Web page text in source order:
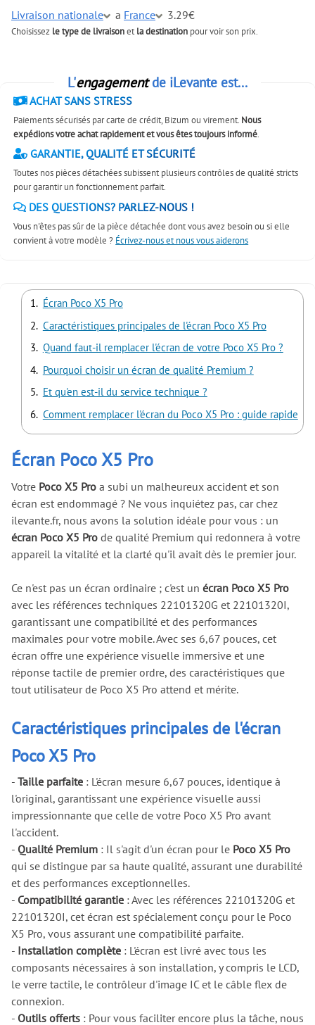
Livraison nationale
a France 3.29€
Choisissez le type de livraisonetla destination pour voir son prix.
L'engagementde iLevante est...
ACHAT SANS STRESS
Paiements sécurisés par carte de crédit, Bizum ou virement. Nous
expédions votre achat rapidement et vous êtes toujours informé.
GARANTIE, QUALITÉ ET SÉCURITÉ
Toutes nos pièces détachées subissent plusieurs contrôles de qualité stricts
pour garantir un fonctionnement parfait.
DES QUESTIONS? PARLEZ-NOUS !
Vous n'êtes pas sûr de la pièce détachée dont vous avez besoin ou si elle
convient à votre modèle ? Écrivez-nous et nous vous aiderons
Écran Poco X5 Pro
Caractéristiques principales de l'écran Poco X5 Pro
Quand faut-il remplacer l'écran de votre Poco X5 Pro ?
Pourquoi choisir un écran de qualité Premium ?
Et qu'en est-il du service technique ?
Comment remplacer l'écran du Poco X5 Pro : guide rapide
Écran Poco X5 Pro
Votre Poco X5 Pro a subi un malheureux accident et son
écran est endommagé ? Ne vous inquiétez pas, car chez
ilevante.fr, nous avons la solution idéale pour vous : un
écran Poco X5 Pro de qualité Premium qui redonnera à votre
appareil la vitalité et la clarté qu'il avait dès le premier jour.
Ce n'est pas un écran ordinaire ; c'est un écran Poco X5 Pro
avec les références techniques 22101320G et 22101320I,
garantissant une compatibilité et des performances
maximales pour votre mobile. Avec ses 6,67 pouces, cet
écran offre une expérience visuelle immersive et une
réponse tactile de premier ordre, des caractéristiques que
tout utilisateur de Poco X5 Pro attend et mérite.
Caractéristiques principales de l'écran
Poco X5 Pro
- Taille parfaite : L'écran mesure 6,67 pouces, identique à
l'original, garantissant une expérience visuelle aussi
impressionnante que celle de votre Poco X5 Pro avant
l'accident.
- Qualité Premium : Il s'agit d'un écran pour le Poco X5 Pro
qui se distingue par sa haute qualité, assurant une durabilité
et des performances exceptionnelles.
- Compatibilité garantie : Avec les références 22101320G et
22101320I, cet écran est spécialement conçu pour le Poco
X5 Pro, vous assurant une compatibilité parfaite.
- Installation complète : L'écran est livré avec tous les
composants nécessaires à son installation, y compris le LCD,
le verre tactile, le contrôleur d'image IC et le câble flex de
connexion.
- Outils offerts : Pour vous faciliter encore plus la tâche, nous